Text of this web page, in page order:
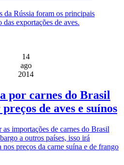
da Rússia foram os principais
das exportações de aves.
14
ago
2014
por carnes do Brasil
de aves e suínos
as importações de carnes do Brasil
a outros países, isso irá
preços da carne suína e de frango